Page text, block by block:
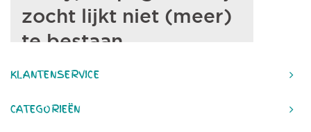
KLANTENSERVICE
CATEGORIEËN